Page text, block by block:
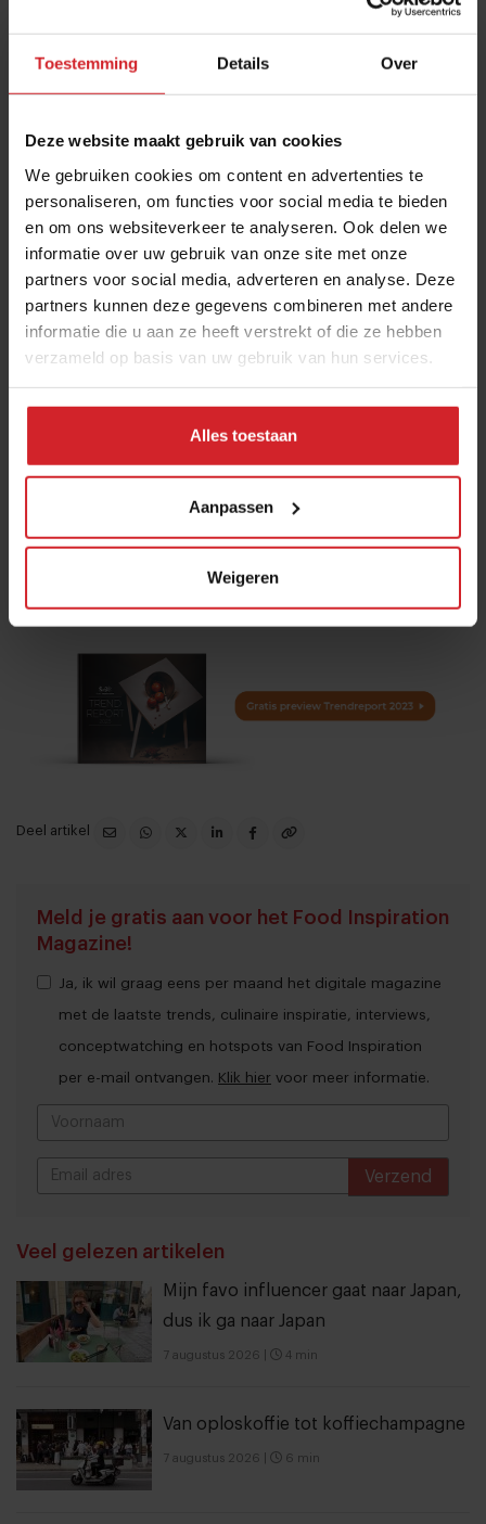
Toestemming Details Over
Deze website maakt gebruik van cookies
We gebruiken cookies om content en advertenties te
personaliseren, om functies voor social media te bieden
en om ons websiteverkeer te analyseren. Ook delen we
informatie over uw gebruik van onze site met onze
partners voor social media, adverteren en analyse. Deze
partners kunnen deze gegevens combineren met andere
informatie die u aan ze heeft verstrekt of die ze hebben
verzameld op basis van uw gebruik van hun services.
Alles toestaan
Aanpassen
Weigeren
miljard omzet verdwijnt niet op het moment dat de
eiwittransitie doorzet. Nederland heeft een gouden
reputatie op het gebied van kwalitatief en veilig
groeien en mooie omzetten te behalen met
plantaardige eiwitten uit Nederland. Het is daarom
logisch dat grote vlees- en zuivelbedrijven achter de
schermen, en steeds vaker ook ervoor, op het hoogste
niveau bezig zijn met de eiwittransitie. Niet voor niets
zetten afgelopen zomer 56 organisaties en bedrijven
hun handtekening onder de Bean Deal om intensief
samen te werken aan de transitie. Het gaat om spelers
uit de hele keten: van de boeren die de nieuwe
gewassen telen tot cateraars die direct met de
eindklant in contact staat en alles ertussenin. Die brede
inspanning geeft de verandering kracht.”
Meer weten over de eiwittransitie en andere trends in de
Bestel directhet Food Inspiration
Trendreport 2023 ofvraag een gratis previewaan »
Deel artikel
Meld je gratis aan voor het Food Inspiration
Magazine!
Ja, ik wil graag eens per maand het digitale magazine
met de laatste trends, culinaire inspiratie, interviews,
conceptwatching en hotspots van Food Inspiration
per e-mail ontvangen. Klik hier voor meer informatie.
Verzend
Veel gelezen artikelen
Mijn favo influencer gaat naar Japan,
dus ik ga naar Japan
7 augustus 2026 4 min
Van oploskoffie tot koffiechampagne
7 augustus 2026 6 min